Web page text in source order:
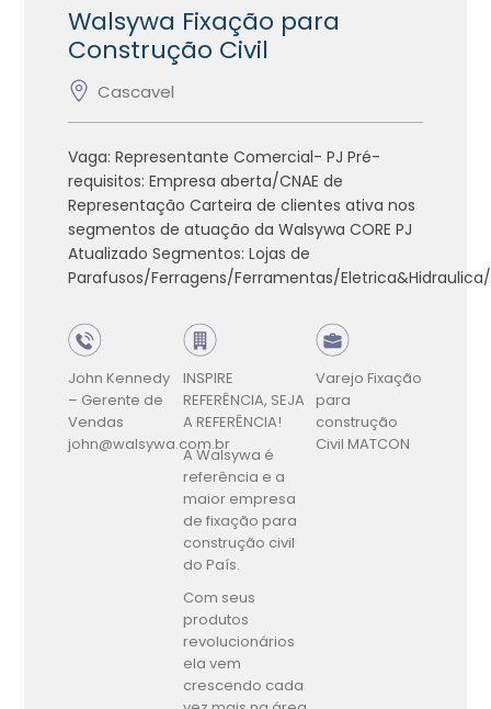
Walsywa Fixação para
Construção Civil
Cascavel
Vaga: Representante Comercial- PJ Pré-
requisitos: Empresa aberta/CNAE de
Representação Carteira de clientes ativa nos
segmentos de atuação da Walsywa CORE PJ
Atualizado Segmentos: Lojas de
Parafusos/Ferragens/Ferramentas/
John Kennedy
– Gerente de
Vendas
john@walsywa.com.br
INSPIRE
REFERÊNCIA, SEJA
A REFERÊNCIA!
A Walsywa é
referência e a
maior empresa
de fixação para
construção civil
do País.
Com seus
produtos
revolucionários
ela vem
crescendo cada
Varejo Fixação
para
construção
Civil MATCON